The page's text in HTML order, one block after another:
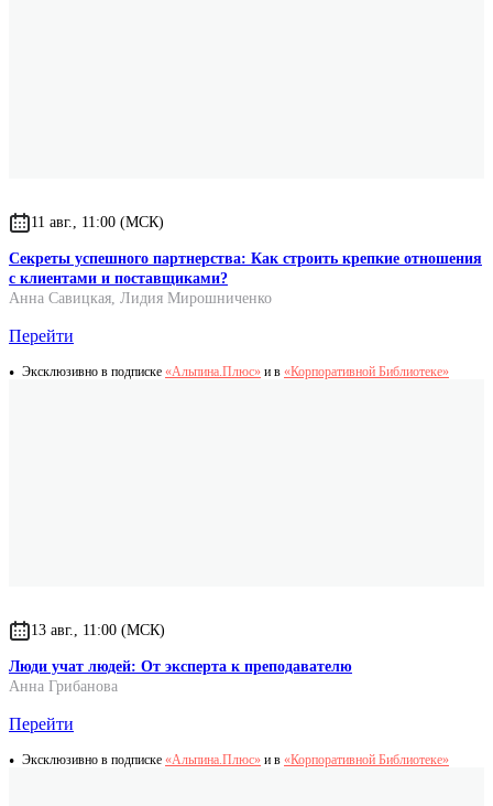
11 авг., 11:00 (МСК)
Секреты успешного партнерства: Как строить крепкие отношения
с клиентами и поставщиками?
Анна Савицкая, Лидия Мирошниченко
Перейти
Эксклюзивно в подписке «Альпина.Плюс» и в «Корпоративной Библиотеке»
13 авг., 11:00 (МСК)
Люди учат людей: От эксперта к преподавателю
Анна Грибанова
Перейти
Эксклюзивно в подписке «Альпина.Плюс» и в «Корпоративной Библиотеке»